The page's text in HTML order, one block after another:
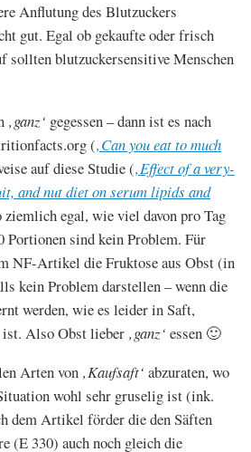
Anflutung des Blutzuckers
gut. Egal ob gekaufte oder frisch
sollten blutzuckersensitive Menschen
‚ganz‘ gegessen – dann ist es nach
(‚Can you eat to much
auf diese Studie (‚Effect of a very-
and nut diet on serum lipids and
ziemlich egal, wie viel davon pro Tag
Portionen sind kein Problem. Für
NF-Artikel die Fruktose aus Obst (in
kein Problem darstellen – wenn die
werden, wie es leider in Saft,
ist. Also Obst lieber ‚ganz‘ essen 🙂
Arten von ‚Kaufsaft‘ abzuraten, wo
wohl sehr gruselig ist (ink.
dem Artikel förder die den Säften
(E 330) auch noch gleich die